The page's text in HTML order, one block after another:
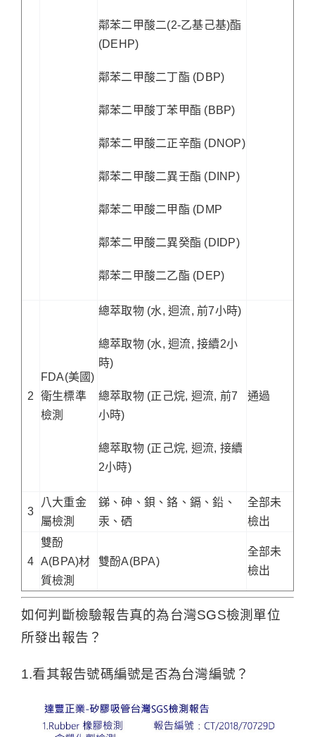
鄰苯二甲酸二(2-乙基己基)酯
(DEHP)
鄰苯二甲酸二丁酯 (DBP)
鄰苯二甲酸丁苯甲酯 (BBP)
鄰苯二甲酸二正辛酯 (DNOP)
鄰苯二甲酸二異壬酯 (DINP)
鄰苯二甲酸二甲酯 (DMP
鄰苯二甲酸二異癸酯 (DIDP)
鄰苯二甲酸二乙酯 (DEP)
2
FDA(美國)
衛生標準
檢測
總萃取物 (水, 迴流, 前7小時)
總萃取物 (水, 迴流, 接續2小
時)
總萃取物 (正己烷, 迴流, 前7
小時)
總萃取物 (正己烷, 迴流, 接續
2小時)
通過
3
八大重金
屬檢測
銻、砷、鋇、鉻、鎘、鉛、
汞、硒
全部未
檢出
4
雙酚
A(BPA)材
質檢測
雙酚A(BPA)
全部未
檢出
如何判斷檢驗報告真的為台灣SGS檢測單位
所發出報告？
1.看其報告號碼編號是否為台灣編號？